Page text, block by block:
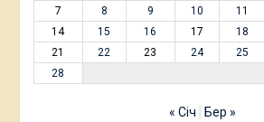
7
8 9 10 11
14
15 16 17 18
21
22 23 24 25
28
« Січ Бер »